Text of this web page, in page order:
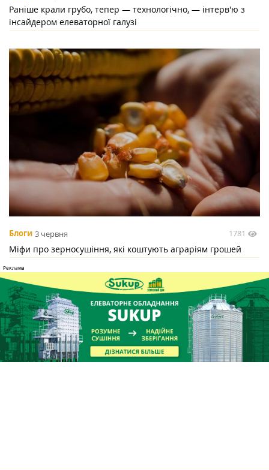
Раніше крали грубо, тепер — технологічно, — інтерв'ю з
інсайдером елеваторної галузі
Блоги 3 червня 1781
Міфи про зерносушіння, які коштують аграріям грошей